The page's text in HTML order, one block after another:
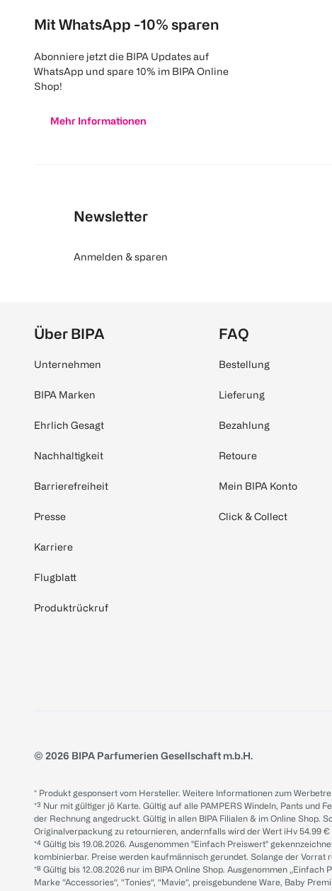
Mit WhatsApp -10% sparen
Abonniere jetzt die BIPA Updates auf
WhatsApp und spare 10% im BIPA Online
Shop!
Mehr Informationen
Newsletter
Anmelden & sparen
Über BIPA
Unternehmen
BIPA Marken
Ehrlich Gesagt
Nachhaltigkeit
Barrierefreiheit
Presse
Karriere
Flugblatt
Produktrückruf
FAQ
Bestellung
Lieferung
Bezahlung
Retoure
Mein BIPA Konto
Click & Collect
© 2026 BIPA Parfumerien Gesellschaft m.b.H.
* Produkt gesponsert vom Hersteller. Weitere Informationen zum
*³ Nur mit gültiger jö Karte. Gültig auf alle PAMPERS Windeln, Pants
der Rechnung angedruckt. Gültig in allen BIPA Filialen & im Online Shop.
Originalverpackung zu retournieren, andernfalls wird der Wert iHv 54.99 €
*⁴ Gültig bis 19.08.2026. Ausgenommen "Einfach Preiswert"
kombinierbar. Preise werden kaufmännisch gerundet. Solange der Vorrat
*⁸ Gültig bis 12.08.2026 nur im BIPA Online Shop. Ausgenommen
Marke “Accessories“, “Tonies“, “Mavie“, preisgebundene Ware, Baby